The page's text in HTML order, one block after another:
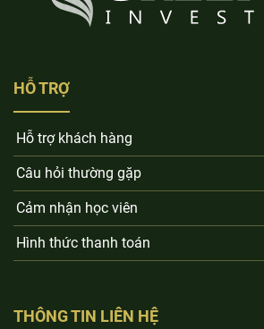
HỖ TRỢ
Hỗ trợ khách hàng
Câu hỏi thường gặp
Cảm nhận học viên
Hình thức thanh toán
THÔNG TIN LIÊN HỆ